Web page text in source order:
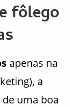
fôlego
apenas na
a
uma boa